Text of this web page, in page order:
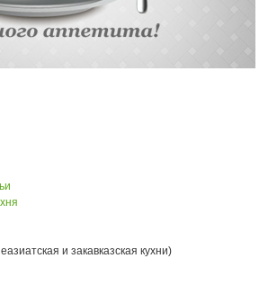
и закавказская кухни)